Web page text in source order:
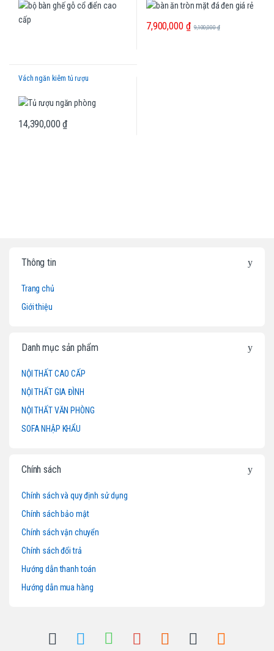
7,900,000 ₫ 9,100,000₫
Vách ngăn kiêm tủ rượu
14,390,000₫
Thông tin
Trang chủ
Giới thiệu
Danh mục sản phẩm
NỘI THẤT CAO CẤP
NỘI THẤT GIA ĐÌNH
NỘI THẤT VĂN PHÒNG
SOFA NHẬP KHẨU
Chính sách
Chính sách và quy định sử dụng
Chính sách bảo mật
Chính sách vận chuyển
Chính sách đổi trả
Hướng dẫn thanh toán
Hướng dẫn mua hàng